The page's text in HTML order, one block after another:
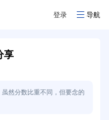
登录 导航
享
然分数比重不同，但要念的